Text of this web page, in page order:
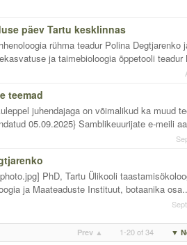
päev Tartu kesklinnas
rühma teadur Polina Degtjarenko
ja taimebioloogia õppetooli
teemad
juhendajaga on võimalikud ka muud
05.09.2025} Samblikeuurijate e-meili
PhD, Tartu Ülikooli
ja Maateaduste Instituut, botaanika
Prev ▲ 1-20 of 34 ▼